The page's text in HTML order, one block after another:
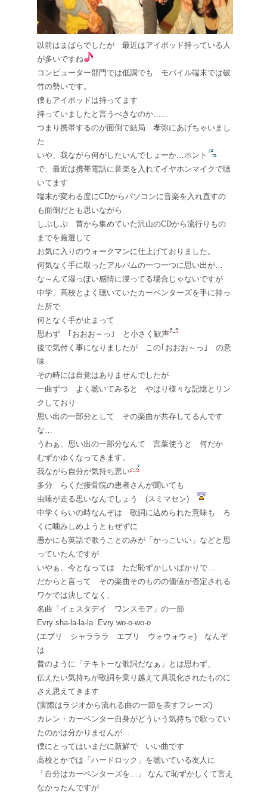
以前はまばらでしたが 最近はアイポッド持っている人
が多いですね
コンピューター部門では低調でも モバイル端末では破
竹の勢いです。
僕もアイポッドは持ってます
持っていましたと言うべきなのか……
つまり携帯するのが面倒で結局 孝弥にあげちゃいまし
た
いや、我ながら何がしたいんでしょーか…ホント
で、最近は携帯電話に音楽を入れてイヤホンマイクで聴
いてます
端末が変わる度にCDからパソコンに音楽を入れ直すの
も面倒だとも思いながら
しぶしぶ 昔から集めていた沢山のCDから流行りもの
までを厳選して
お気に入りのウォークマンに仕上げておりました。
何気なく手に取ったアルバムの一つ一つに思い出が…
な～んて湿っぽい感情に浸ってる場合じゃないですが
中学、高校とよく聴いていたカーペンターズを手に持っ
た所で
何となく手が止まって
思わず ｢おおお～っ｣ と小さく歓声
後で気付く事になりましたが この｢おおお～っ｣ の意
味
その時には自覚はありませんでしたが
一曲ずつ よく聴いてみると やはり様々な記憶とリン
クしており
思い出の一部分として その楽曲が共存してるんです
な…
うわぁ、思い出の一部分なんて 言葉使うと 何だか
むずかゆくなってきます。
我ながら自分が気持ち悪い
多分 らくだ接骨院の患者さんが聞いても
虫唾が走る思いなんでしょう (スミマセン)
中学くらいの時なんぞは 歌詞に込められた意味も ろ
くに噛みしめようともぜずに
愚かにも英語で歌うことのみが「かっこいい」などと思
っていたんですが
いやぁ、今となっては ただ恥ずかしいばかりで…
だからと言って その楽曲そのものの価値が否定される
ワケでは決してなく、
名曲「イェスタデイ ワンスモア」の一節
Evry sha-la-la-la Evry wo-o-wo-o
(エブリ シャラララ エブリ ウォウォウォ) なんぞ
は
昔のように「テキトーな歌詞だなぁ」とは思わず、
伝えたい気持ちが歌詞を乗り越えて具現化されたものに
さえ思えてきます
(実際はラジオから流れる曲の一節を表すフレーズ)
カレン・カーペンター自身がどういう気持ちで歌ってい
たのかは分かりませんが…
僕にとってはいまだに新鮮で いい曲です
高校とかでは「ハードロック」を聴いている友人に
「自分はカーペンターズを…」 なんて恥ずかしくて言え
なかったんですが